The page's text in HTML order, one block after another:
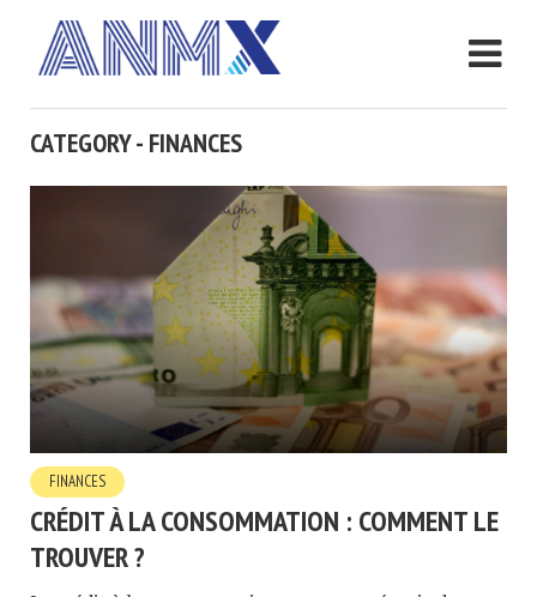
CATEGORY - FINANCES
FINANCES
CRÉDIT À LA CONSOMMATION : COMMENT LE
TROUVER ?